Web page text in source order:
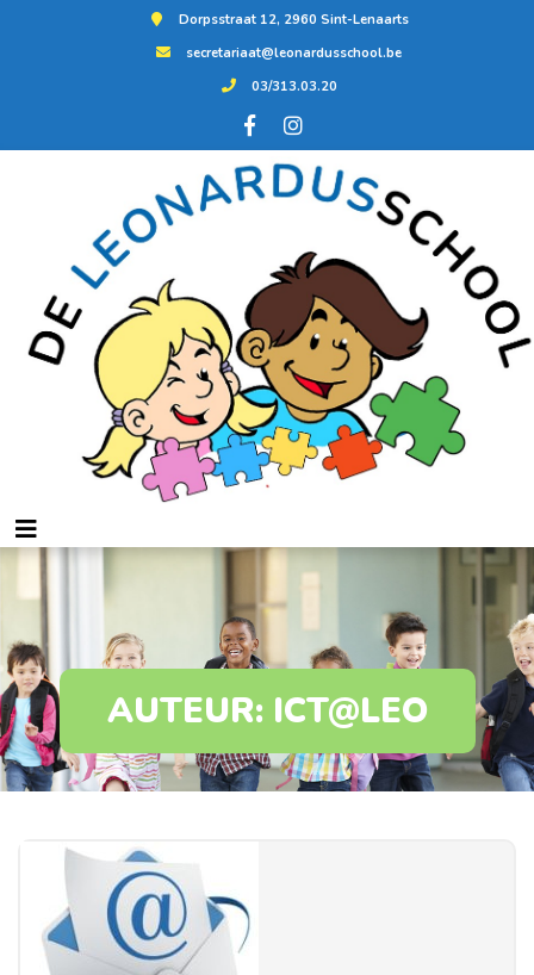
Dorpsstraat 12, 2960 Sint-Lenaarts
secretariaat@leonardusschool.be
03/313.03.20
AUTEUR: ICT@LEO